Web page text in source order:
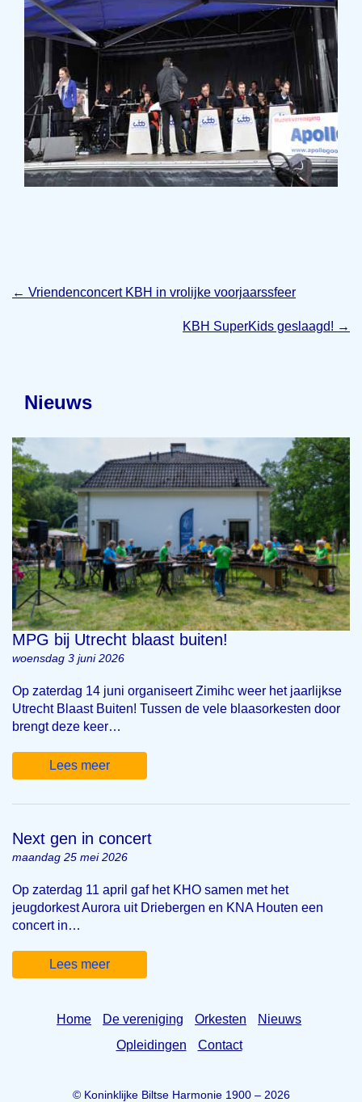
← Vriendenconcert KBH in vrolijke voorjaarssfeer
KBH SuperKids geslaagd! →
Nieuws
MPG bij Utrecht blaast buiten!
woensdag 3 juni 2026
Op zaterdag 14 juni organiseert Zimihc weer het jaarlijkse
Utrecht Blaast Buiten! Tussen de vele blaasorkesten door
brengt deze keer…
Lees meer
Next gen in concert
maandag 25 mei 2026
Op zaterdag 11 april gaf het KHO samen met het
jeugdorkest Aurora uit Driebergen en KNA Houten een
concert in…
Lees meer
Home De vereniging Orkesten
Nieuws
Opleidingen
Contact
© Koninklijke Biltse Harmonie 1900 – 2026